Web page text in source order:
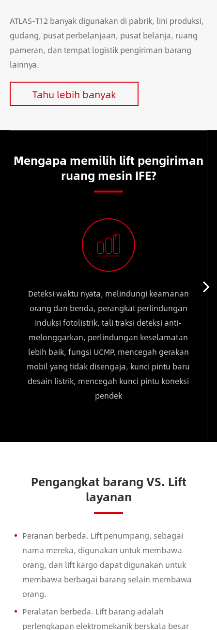
ATLAS-T12 banyak digunakan di pabrik, lini produksi,
gudang, pusat perbelanjaan, pusat belanja, ruang
pameran, dan tempat logistik pengiriman barang
lainnya.
Tahu lebih banyak
Mengapa memilih lift pengiriman
ruang mesin IFE?
Deteksi waktu nyata, melindungi keamanan
orang dan benda, perangkat perlindungan
Induksi fotolistrik, tali traksi deteksi anti-
melonggarkan, perlindungan keselamatan
lebih baik, fungsi UCMP, mencegah gerakan
mobil yang tidak disengaja, kunci pintu baru
desain listrik, mencegah kunci pintu koneksi
pendek
Pengangkat barang VS. Lift
layanan
Peranan berbeda. Lift penumpang, sebagai
nama mereka, digunakan untuk membawa
orang, dan lift kargo dapat digunakan untuk
membawa berbagai barang selain membawa
orang.
Peralatan berbeda. Lift barang adalah
perlengkapan elektromekanik berskala besar